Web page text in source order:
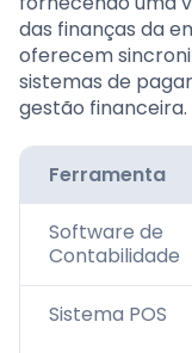
das finanças da
oferecem
sistemas de
gestão financeira.
Ferramenta
Software de
Contabilidade
Sistema POS